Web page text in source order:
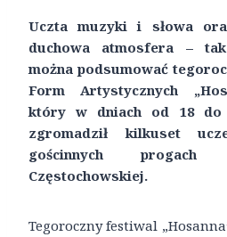
Uczta muzyki i słowa
duchowa atmosfera –
można podsumować
Form Artystycznych
który w dniach od 18 do
zgromadził kilkuset
gościnnych progach
Częstochowskiej.
Tegoroczny festiwal